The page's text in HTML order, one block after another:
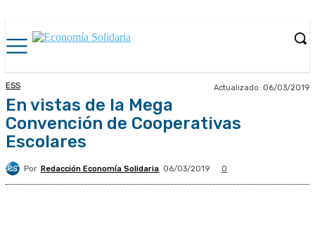
ESS Actualizado: 06/03/2019
En vistas de la Mega
Convención de Cooperativas
Escolares
Por Redacción Economía Solidaria 06/03/2019 0